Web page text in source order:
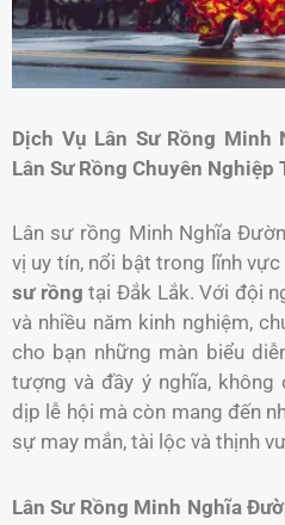
Dịch Vụ Lân Sư Rồng Minh
Lân Sư Rồng Chuyên Nghiệp
Lân sư rồng Minh Nghĩa
vị uy tín, nổi bật trong lĩnh
sư rồng tại Đắk Lắk. Với đội
và nhiều năm kinh nghiệm,
cho bạn những màn biểu
tượng và đầy ý nghĩa,
dịp lễ hội mà còn mang đến
sự may mắn, tài lộc và thịnh
Lân Sư Rồng Minh Nghĩa